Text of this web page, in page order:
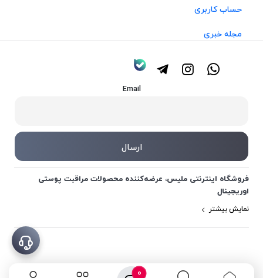
0
حساب کاربری
مجله خبری
Email
فروشگاه اینترنتی ملیس، عرضه‌کننده محصولات مراقبت پوستی
اوریجینال
نمایش بیشتر